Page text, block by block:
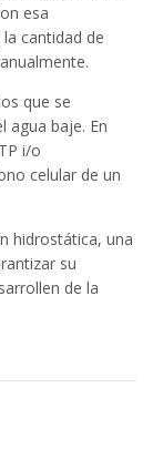
esa
cantidad de
que se
agua baje. En
i/o
celular de un
hidrostática, una
su
de la